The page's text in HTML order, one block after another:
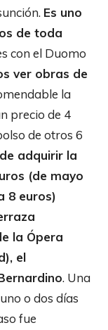
Es uno
de toda
con el Duomo
ver obras de
la
precio de 4
de otros 6
adquirir la
(de mayo
8 euros)
la Ópera
el
. Una
o dos días
fue